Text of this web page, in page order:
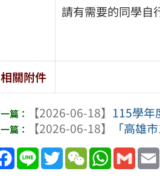
請有需要的同學自
相關附件
【2026-06-18】 115學年
【2026-06-18】
「高雄
Facebook
Line TwitterWeChatWhatsApp
Gmail